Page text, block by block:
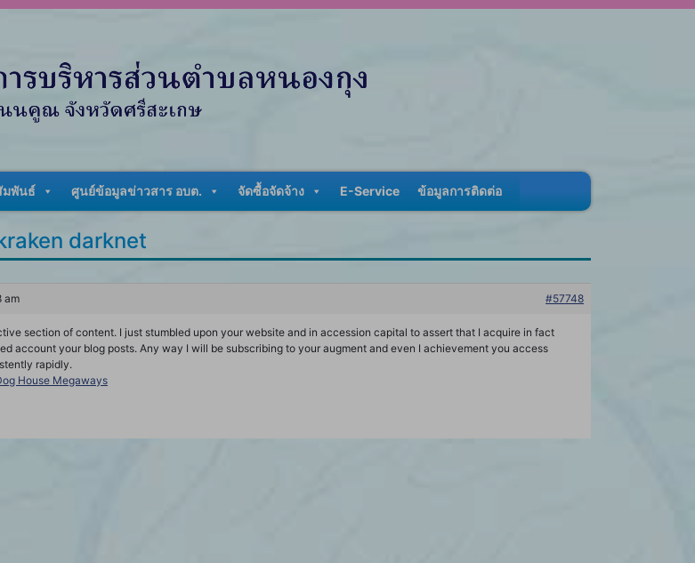
มพันธ์ ศูนย์ข้อมูลข่าวสาร อบต. จัดซื้อจัดจ้าง E-Service ข้อมูลการติดต่อ
darknet
am #57748
section of content. I just stumbled upon your website and in accession capital to assert that I acquire in fact
account your blog posts. Any way I will be subscribing to your augment and even I achievement you access
rapidly.
House Megaways